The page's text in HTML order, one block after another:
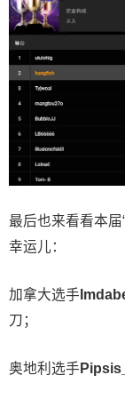
最后也来看看本届
幸运儿：
加拿大选手
刀；
奥地利选手